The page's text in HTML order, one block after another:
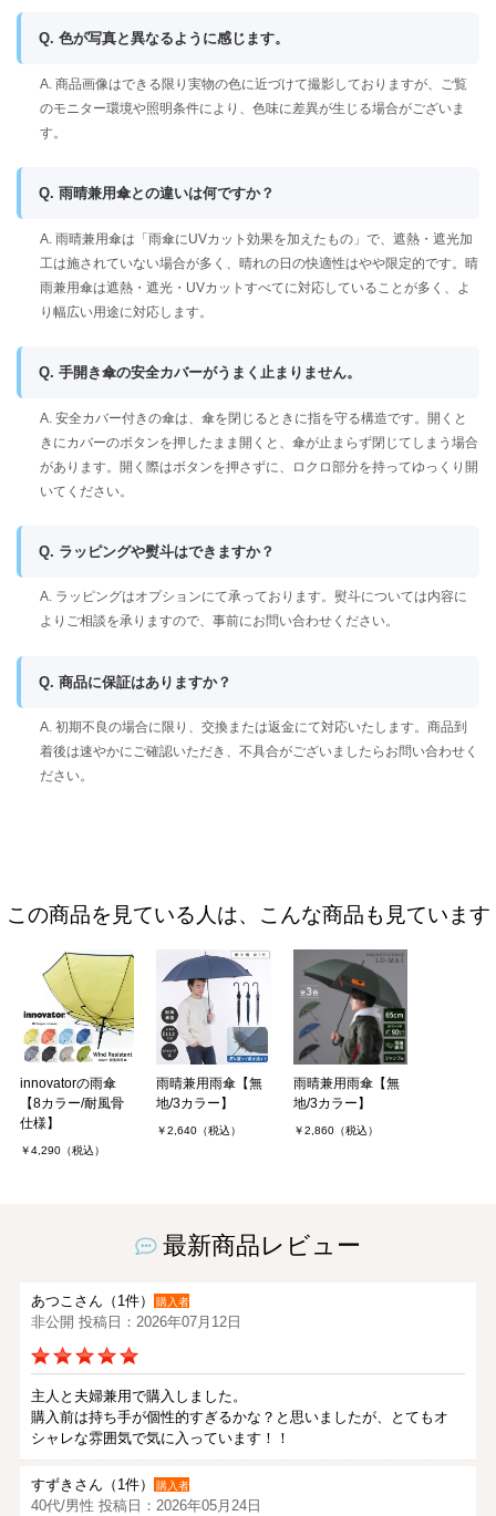
Q. 色が写真と異なるように感じます。
A. 商品画像はできる限り実物の色に近づけて撮影しておりますが、ご覧
のモニター環境や照明条件により、色味に差異が生じる場合がございま
す。
Q. 雨晴兼用傘との違いは何ですか？
A. 雨晴兼用傘は「雨傘にUVカット効果を加えたもの」で、遮熱・遮光加
工は施されていない場合が多く、晴れの日の快適性はやや限定的です。晴
雨兼用傘は遮熱・遮光・UVカットすべてに対応していることが多く、よ
り幅広い用途に対応します。
Q. 手開き傘の安全カバーがうまく止まりません。
A. 安全カバー付きの傘は、傘を閉じるときに指を守る構造です。開くと
きにカバーのボタンを押したまま開くと、傘が止まらず閉じてしまう場合
があります。開く際はボタンを押さずに、ロクロ部分を持ってゆっくり開
いてください。
Q. ラッピングや熨斗はできますか？
A. ラッピングはオプションにて承っております。熨斗については内容に
よりご相談を承りますので、事前にお問い合わせください。
Q. 商品に保証はありますか？
A. 初期不良の場合に限り、交換または返金にて対応いたします。商品到
着後は速やかにご確認いただき、不具合がございましたらお問い合わせく
ださい。
この商品を見ている人は、こんな商品も見ています
innovatorの雨傘
【8カラー/耐風骨
仕様】
￥4,290（税込）
雨晴兼用雨傘【無
地/3カラー】
￥2,640（税込）
雨晴兼用雨傘【無
地/3カラー】
￥2,860（税込）
最新商品レビュー
あつこさん（1件） 購入者
非公開 投稿日：2026年07月12日
主人と夫婦兼用で購入しました。
購入前は持ち手が個性的すぎるかな？と思いましたが、とてもオ
シャレな雰囲気で気に入っています！！
すずきさん（1件） 購入者
40代/男性 投稿日：2026年05月24日